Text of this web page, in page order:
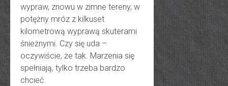
wypraw, znowu w zimne tereny, w
potężny mróz z kilkuset
kilometrową wyprawą skuterami
śnieżnymi. Czy się uda –
oczywiście, że tak. Marzenia się
spełniają, tylko trzeba bardzo
chcieć.